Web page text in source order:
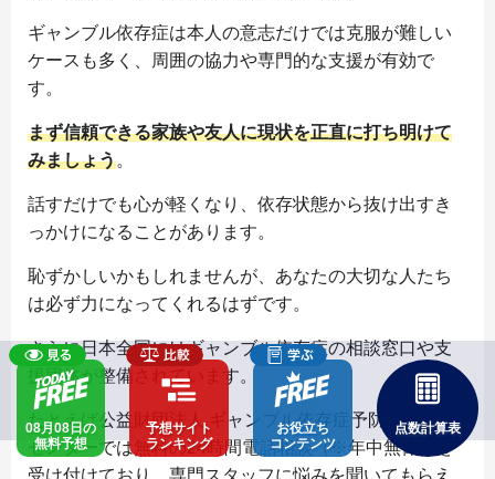
ギャンブル依存症は本人の意志だけでは克服が難しい
ケースも多く、周囲の協力や専門的な支援が有効で
す。
まず信頼できる家族や友人に現状を正直に打ち明けて
みましょう。
話すだけでも心が軽くなり、依存状態から抜け出すき
っかけになることがあります。
恥ずかしいかもしれませんが、あなたの大切な人たち
は必ず力になってくれるはずです。
さらに日本全国にはギャンブル依存症の相談窓口や支
援団体が整備されています。
たとえば公益財団法人 ギャンブル依存症予防回復支援
センターでは無料の24時間電話相談（※年中無休）を
08月08日の
無料予想
予想サイト
ランキング
お役立ち
コンテンツ
点数計算表